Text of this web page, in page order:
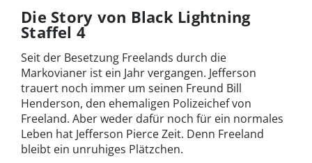
Die Story von Black Lightning
Staffel 4
Seit der Besetzung Freelands durch die
Markovianer ist ein Jahr vergangen. Jefferson
trauert noch immer um seinen Freund Bill
Henderson, den ehemaligen Polizeichef von
Freeland. Aber weder dafür noch für ein normales
Leben hat Jefferson Pierce Zeit. Denn Freeland
bleibt ein unruhiges Plätzchen.